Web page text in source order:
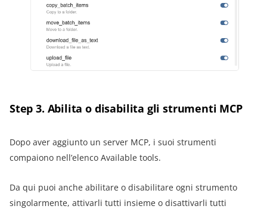
Step 3. Abilita o disabilita gli strumenti MCP
Dopo aver aggiunto un server MCP, i suoi strumenti
compaiono nell’elenco Available tools.
Da qui puoi anche abilitare o disabilitare ogni strumento
singolarmente, attivarli tutti insieme o disattivarli tutti